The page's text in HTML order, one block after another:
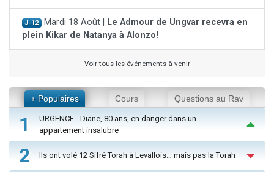
J-12 Mardi 18 Août |
Le Admour de Ungvar recevra en
plein Kikar de Natanya à Alonzo!
Voir tous les événements à venir
+ Populaires Cours Questions au Rav
1
URGENCE - Diane, 80 ans, en danger dans un
appartement insalubre
2 Ils ont volé 12 Sifré Torah à Levallois… mais pas la Torah